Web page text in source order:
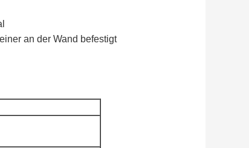
an der Wand befestigt